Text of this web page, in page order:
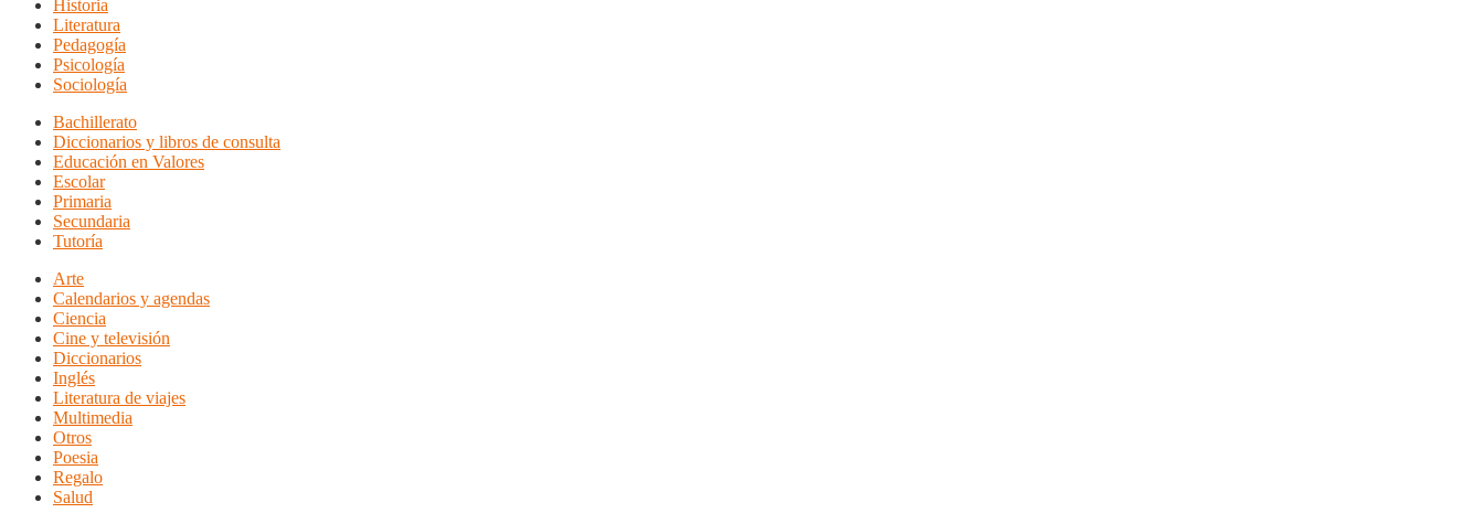
Historia
Literatura
Pedagogía
Psicología
Sociología
Bachillerato
Diccionarios y libros de consulta
Educación en Valores
Escolar
Primaria
Secundaria
Tutoría
Arte
Calendarios y agendas
Ciencia
Cine y televisión
Diccionarios
Inglés
Literatura de viajes
Multimedia
Otros
Poesia
Regalo
Salud